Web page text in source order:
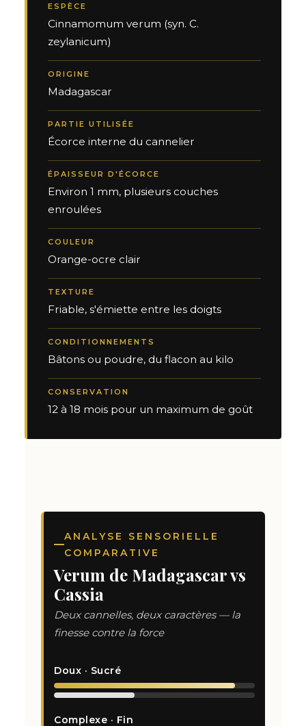
ESPÈCE
Cinnamomum verum (syn. C.
zeylanicum)
ORIGINE
Madagascar
PARTIE UTILISÉE
Écorce interne du cannelier
ÉPAISSEUR D'ÉCORCE
Environ 1 mm, plusieurs couches
enroulées
COULEUR
Orange-ocre clair
TEXTURE
Friable, s'émiette entre les doigts
CONDITIONNEMENTS
Bâtons ou poudre, du flacon au kilo
CONSERVATION
12 à 18 mois pour un maximum de goût
ANALYSE SENSORIELLE
COMPARATIVE
Verum de Madagascar vs
Cassia
Deux cannelles, deux caractères — la
finesse contre la force
Doux · Sucré
Complexe · Fin